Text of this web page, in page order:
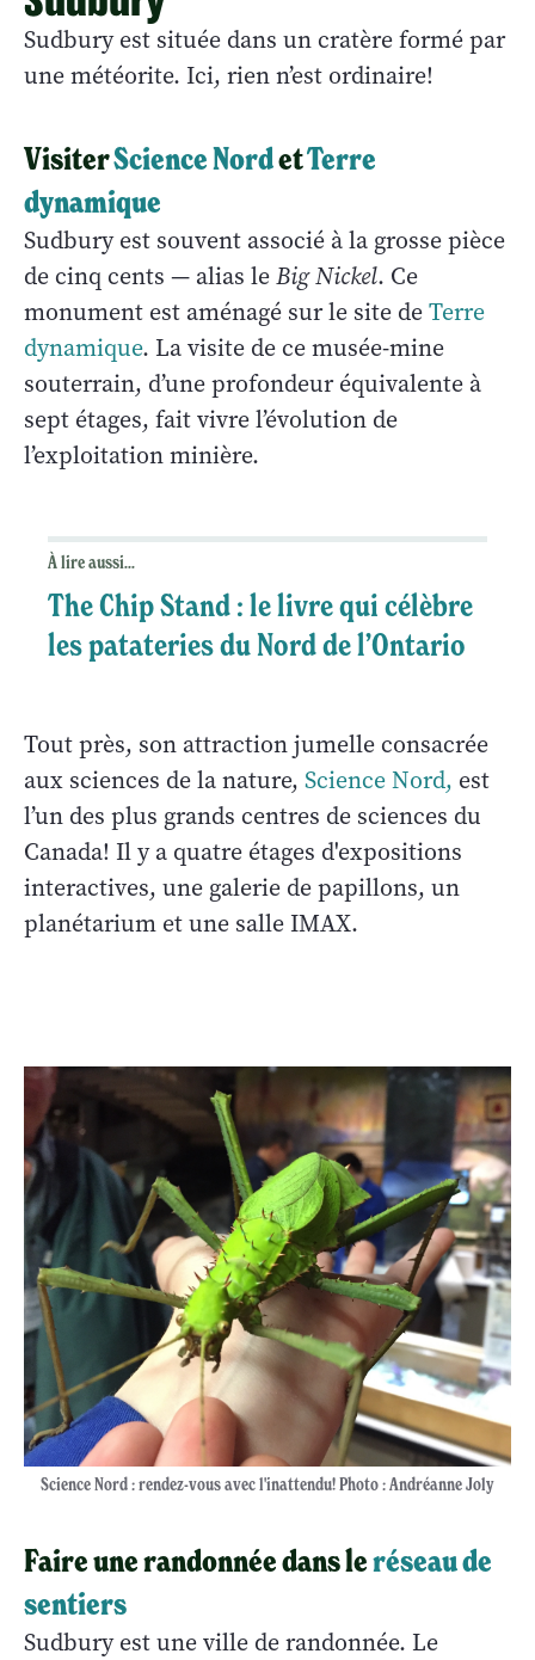
Sudbury est située dans un cratère formé par
une météorite. Ici, rien n’est ordinaire!
VisiterScience NordetTerre
dynamique
Sudbury est souvent associé à la grosse pièce
de cinq cents — alias leBig Nickel. Ce
monument est aménagé sur le site deTerre
dynamique. La visite de ce musée-mine
souterrain, d’une profondeur équivalente à
sept étages, fait vivre l’évolution de
l’exploitation minière.
À lire aussi...
The Chip Stand : le livre qui célèbre
les patateries du Nord de l’Ontario
Tout près, son attraction jumelle consacrée
aux sciences de la nature, Science Nord, est
l’un des plus grands centres de sciences du
Canada! Il y a quatre étages d'expositions
interactives, une galerie de papillons, un
planétarium et une salle IMAX.
Science Nord : rendez-vous avec l'inattendu! Photo : Andréanne Joly
Faire une randonnée dans leréseau de
sentiers
Sudbury est une ville de randonnée. Le